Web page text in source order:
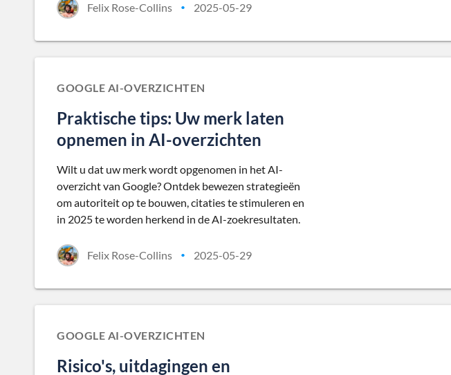
Felix Rose-Collins • 2025-05-29
GOOGLE AI-OVERZICHTEN
Praktische tips: Uw merk laten
opnemen in AI-overzichten
Wilt u dat uw merk wordt opgenomen in het AI-
overzicht van Google? Ontdek bewezen strategieën
om autoriteit op te bouwen, citaties te stimuleren en
in 2025 te worden herkend in de AI-zoekresultaten.
Felix Rose-Collins • 2025-05-29
GOOGLE AI-OVERZICHTEN
Risico's, uitdagingen en